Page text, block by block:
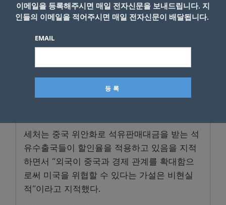
국 중앙은행의 외환 보유액 과반을 차지하고 있
기 때문이다. 심지어 이란조차도 달러 거래를
늘리기 위해 미국에 제재 해제를 요구하고 있
브래드 세처 외교협회 연구원은 “트럼프 정부
가 존재하지도 않는 위협을 부풀렸다”면서 달
러 패권의 종말이 임박하지 않았기 때문에 스와
세처는 중국 위안화로 석유판매대금을 받는 석
유수출국들이 할인율을 적용하고 있음을 지적
하면서 “외국이 중국과 경제 관계를 확대함으
로써 미국을 위협할 수 있다는 가설은 비현실
적“이라고 지적했다.
이메일을 등록해주시면 매일 전자신문을 보내드립니다. 지
인들의 이메일을 적어주시면 매일 전자신문이 배달됩니다.
EMAIL